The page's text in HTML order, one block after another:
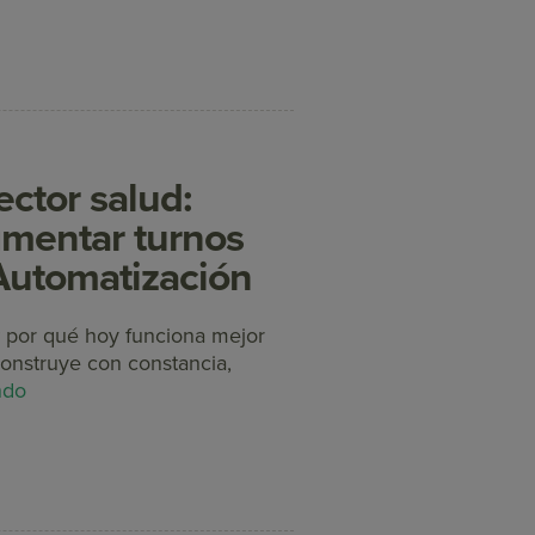
salud:
turnos
qué hoy funciona mejor
con constancia,